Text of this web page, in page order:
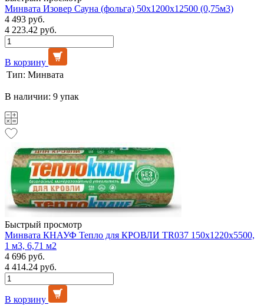
Минвата Изовер Сауна (фольга) 50х1200х12500 (0,75м3)
4 493 руб.
4 223.42 руб.
В корзину
Тип: Минвата
В наличии: 9 упак
Быстрый просмотр
Минвата КНАУФ Тепло для КРОВЛИ TR037 150х1220х5500,
1 м3, 6,71 м2
4 696 руб.
4 414.24 руб.
В корзину